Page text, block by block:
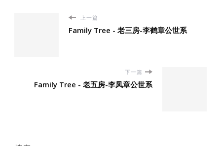
上一篇
Family Tree - 老三房-李鹤章公世系
下一篇
Family Tree - 老五房-李凤章公世系